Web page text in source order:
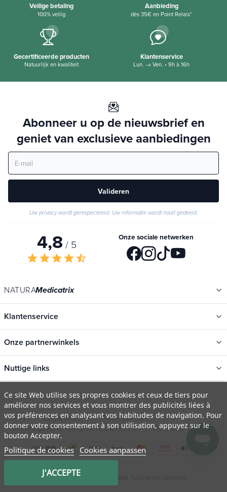
Veilige betaling
100% veilig
Aanbieding
dès 35€ en Point Relais*
Gecertificeerde producten
Natuurlijk en kwaliteit
Klantenservice
Lun. → Ven. • 9h à 16h
Abonneer u op de nieuwsbrief en
geniet van exclusieve aanbiedingen
Valideren
Uw privacy wordt gerespecteerd. Uw informatie wordt nooit gedeeld.
4,8 / 5
starstarstarstarstar_half
Onze sociale netwerken
NATURAMedicatrix
Klantenservice
Onze partnerwinkels
Nuttige links
Categorieën
Nieuwe
Promotions
Catalogi
Onze merken
Organic certificates
AVV Legal notice
Privacybeleid
Levering, verzending en retourneren
Over ons FAQ
© 2009 - 2026 Natura
Ce site Web utilise ses propres cookies et ceux de tiers pour
améliorer nos services et vous montrer des publicités liées à
vos préférences en analysant vos habitudes de navigation. Pour
donner votre consentement à son utilisation, appuyez sur le
bouton Accepter.
Politique de cookies Cookies aanpassen
J'ACCEPTE